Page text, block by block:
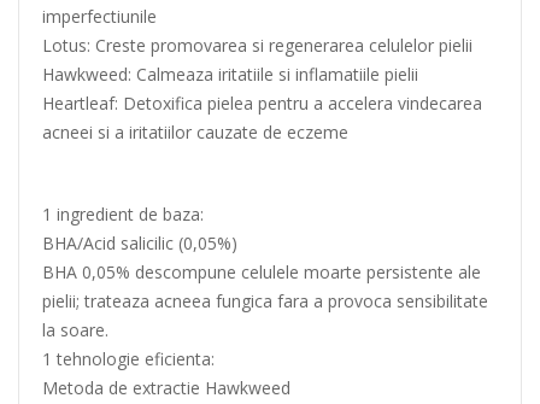
imperfectiunile
Lotus: Creste promovarea si regenerarea celulelor pielii
Hawkweed: Calmeaza iritatiile si inflamatiile pielii
Heartleaf: Detoxifica pielea pentru a accelera vindecarea
acneei si a iritatiilor cauzate de eczeme
1 ingredient de baza:
BHA/Acid salicilic (0,05%)
BHA 0,05% descompune celulele moarte persistente ale
pielii; trateaza acneea fungica fara a provoca sensibilitate
la soare.
1 tehnologie eficienta:
Metoda de extractie Hawkweed